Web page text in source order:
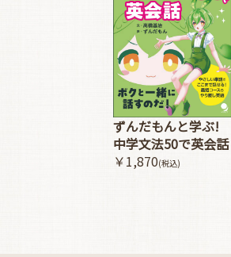
ずんだもんと学ぶ!
中学文法50で英会話
￥1,870(税込)